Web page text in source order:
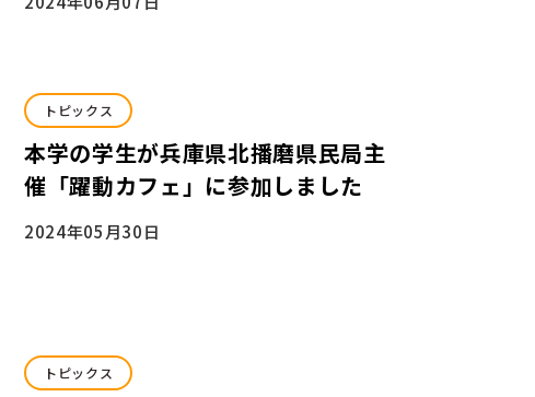
トピックス
本学の学生が兵庫県北播磨県民局主
催「躍動カフェ」に参加しました
2024年05月30日
トピックス